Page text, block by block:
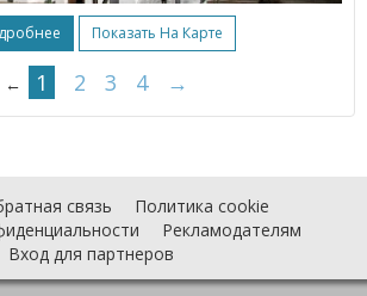
Показать На Карте
← 1 2 3 4 →
связь
Политика cookie
Рекламодателям
Вход для партнеров